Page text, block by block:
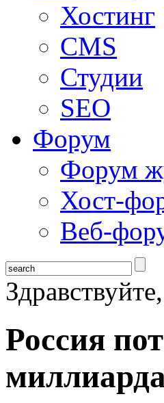
Хостинг
CMS
Студии
SEO
Форум
Форум
Хост-
Веб-
Здравствуйте,
Россия